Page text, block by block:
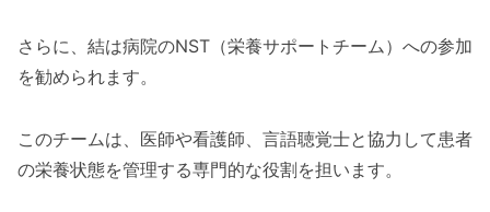
さらに、結は病院のNST（栄養サポートチーム）への参加
を勧められます。
このチームは、医師や看護師、言語聴覚士と協力して患者
の栄養状態を管理する専門的な役割を担います。